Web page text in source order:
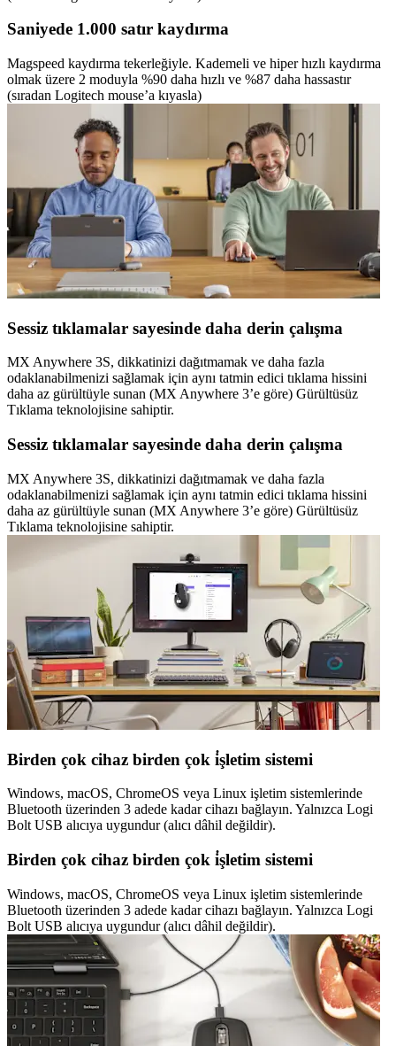
Saniyede 1.000 satır kaydırma
Magspeed kaydırma tekerleğiyle. Kademeli ve hiper hızlı kaydırma
olmak üzere 2 moduyla %90 daha hızlı ve %87 daha hassastır
(sıradan Logitech mouse’a kıyasla)
Sessiz tıklamalar sayesinde daha derin çalışma
MX Anywhere 3S, dikkatinizi dağıtmamak ve daha fazla
odaklanabilmenizi sağlamak için aynı tatmin edici tıklama hissini
daha az gürültüyle sunan (MX Anywhere 3’e göre) Gürültüsüz
Tıklama teknolojisine sahiptir.
Sessiz tıklamalar sayesinde daha derin çalışma
MX Anywhere 3S, dikkatinizi dağıtmamak ve daha fazla
odaklanabilmenizi sağlamak için aynı tatmin edici tıklama hissini
daha az gürültüyle sunan (MX Anywhere 3’e göre) Gürültüsüz
Tıklama teknolojisine sahiptir.
Birden çok cihaz birden çok i̇şletim sistemi
Windows, macOS, ChromeOS veya Linux işletim sistemlerinde
Bluetooth üzerinden 3 adede kadar cihazı bağlayın. Yalnızca Logi
Bolt USB alıcıya uygundur (alıcı dâhil değildir).
Birden çok cihaz birden çok i̇şletim sistemi
Windows, macOS, ChromeOS veya Linux işletim sistemlerinde
Bluetooth üzerinden 3 adede kadar cihazı bağlayın. Yalnızca Logi
Bolt USB alıcıya uygundur (alıcı dâhil değildir).